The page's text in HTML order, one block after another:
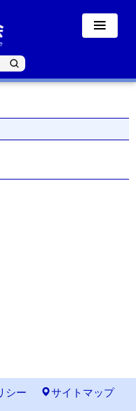
シー
サイトマップ